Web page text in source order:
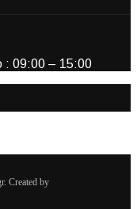
: 09:00 – 15:00
Created by